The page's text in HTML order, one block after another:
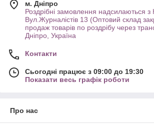
м. Дніпро
Роздрібні замовлення надсилаються з
Вул.Журналістів 13 (Оптовий склад
продаж товарів по роздрібу через
Дніпро, Україна
Контакти
Сьогодні працює з 09:00 до 19:30
Показати весь графік роботи
Про нас